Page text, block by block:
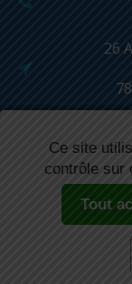
26
Réalisé par :
Conditions
Plan du site
Ce site
contrôle sur
Tout